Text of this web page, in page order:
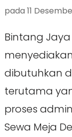
pada 11
Bintang
dibutuhkan
terutama
proses
Sewa Meja